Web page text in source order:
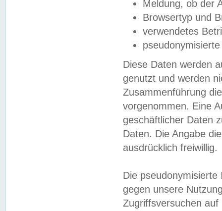
Meldung, ob der
Browsertyp und
verwendetes
Diese Daten werden
genutzt und werden
Zusammenführung
vorgenommen. Eine
geschäftlicher Daten
Daten. Die Angabe
ausdrücklich freiwillig.
Die
gegen unsere
Zugriffsversuchen